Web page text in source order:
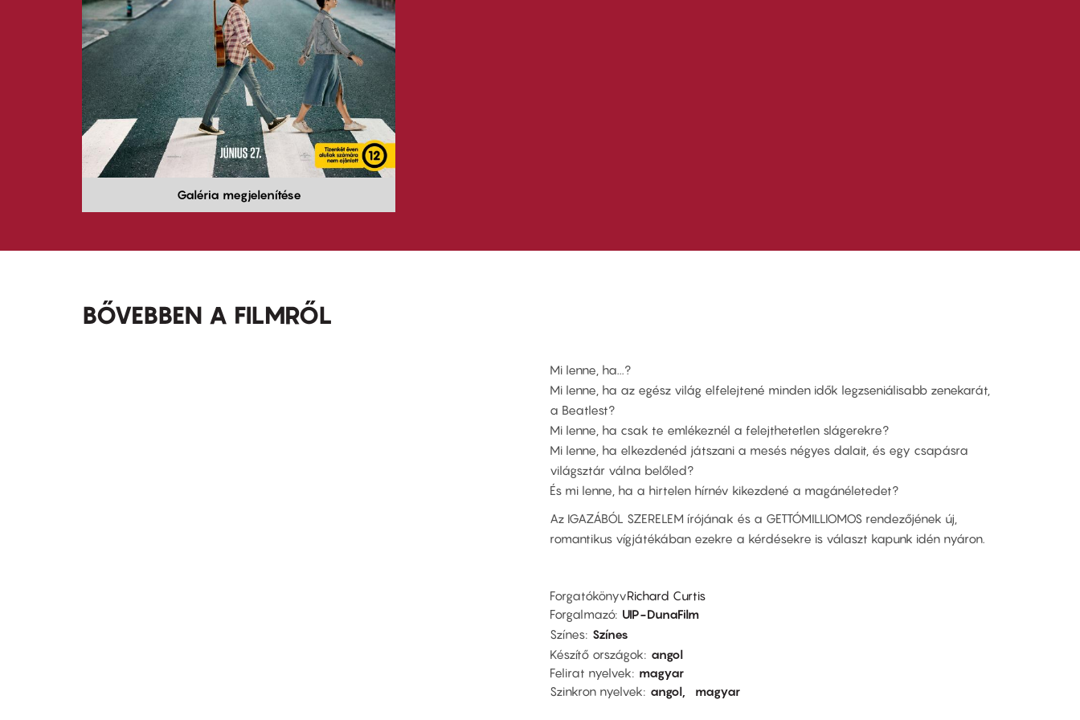
Galéria megjelenítése
BŐVEBBEN A FILMRŐL
Mi lenne, ha...?
Mi lenne, ha az egész világ elfelejtené minden idők legzseniálisabb zenekarát,
a Beatlest?
Mi lenne, ha csak te emlékeznél a felejthetetlen slágerekre?
Mi lenne, ha elkezdenéd játszani a mesés négyes dalait, és egy csapásra
világsztár válna belőled?
És mi lenne, ha a hirtelen hírnév kikezdené a magánéletedet?
Az IGAZÁBÓL SZERELEM írójának és a GETTÓMILLIOMOS rendezőjének új,
romantikus vígjátékában ezekre a kérdésekre is választ kapunk idén nyáron.
ForgatókönyvRichard Curtis
Forgalmazó UIP-DunaFilm
Színes Színes
Készítő országok
angol
Felirat nyelvek
magyar
Szinkron nyelvek
angol magyar